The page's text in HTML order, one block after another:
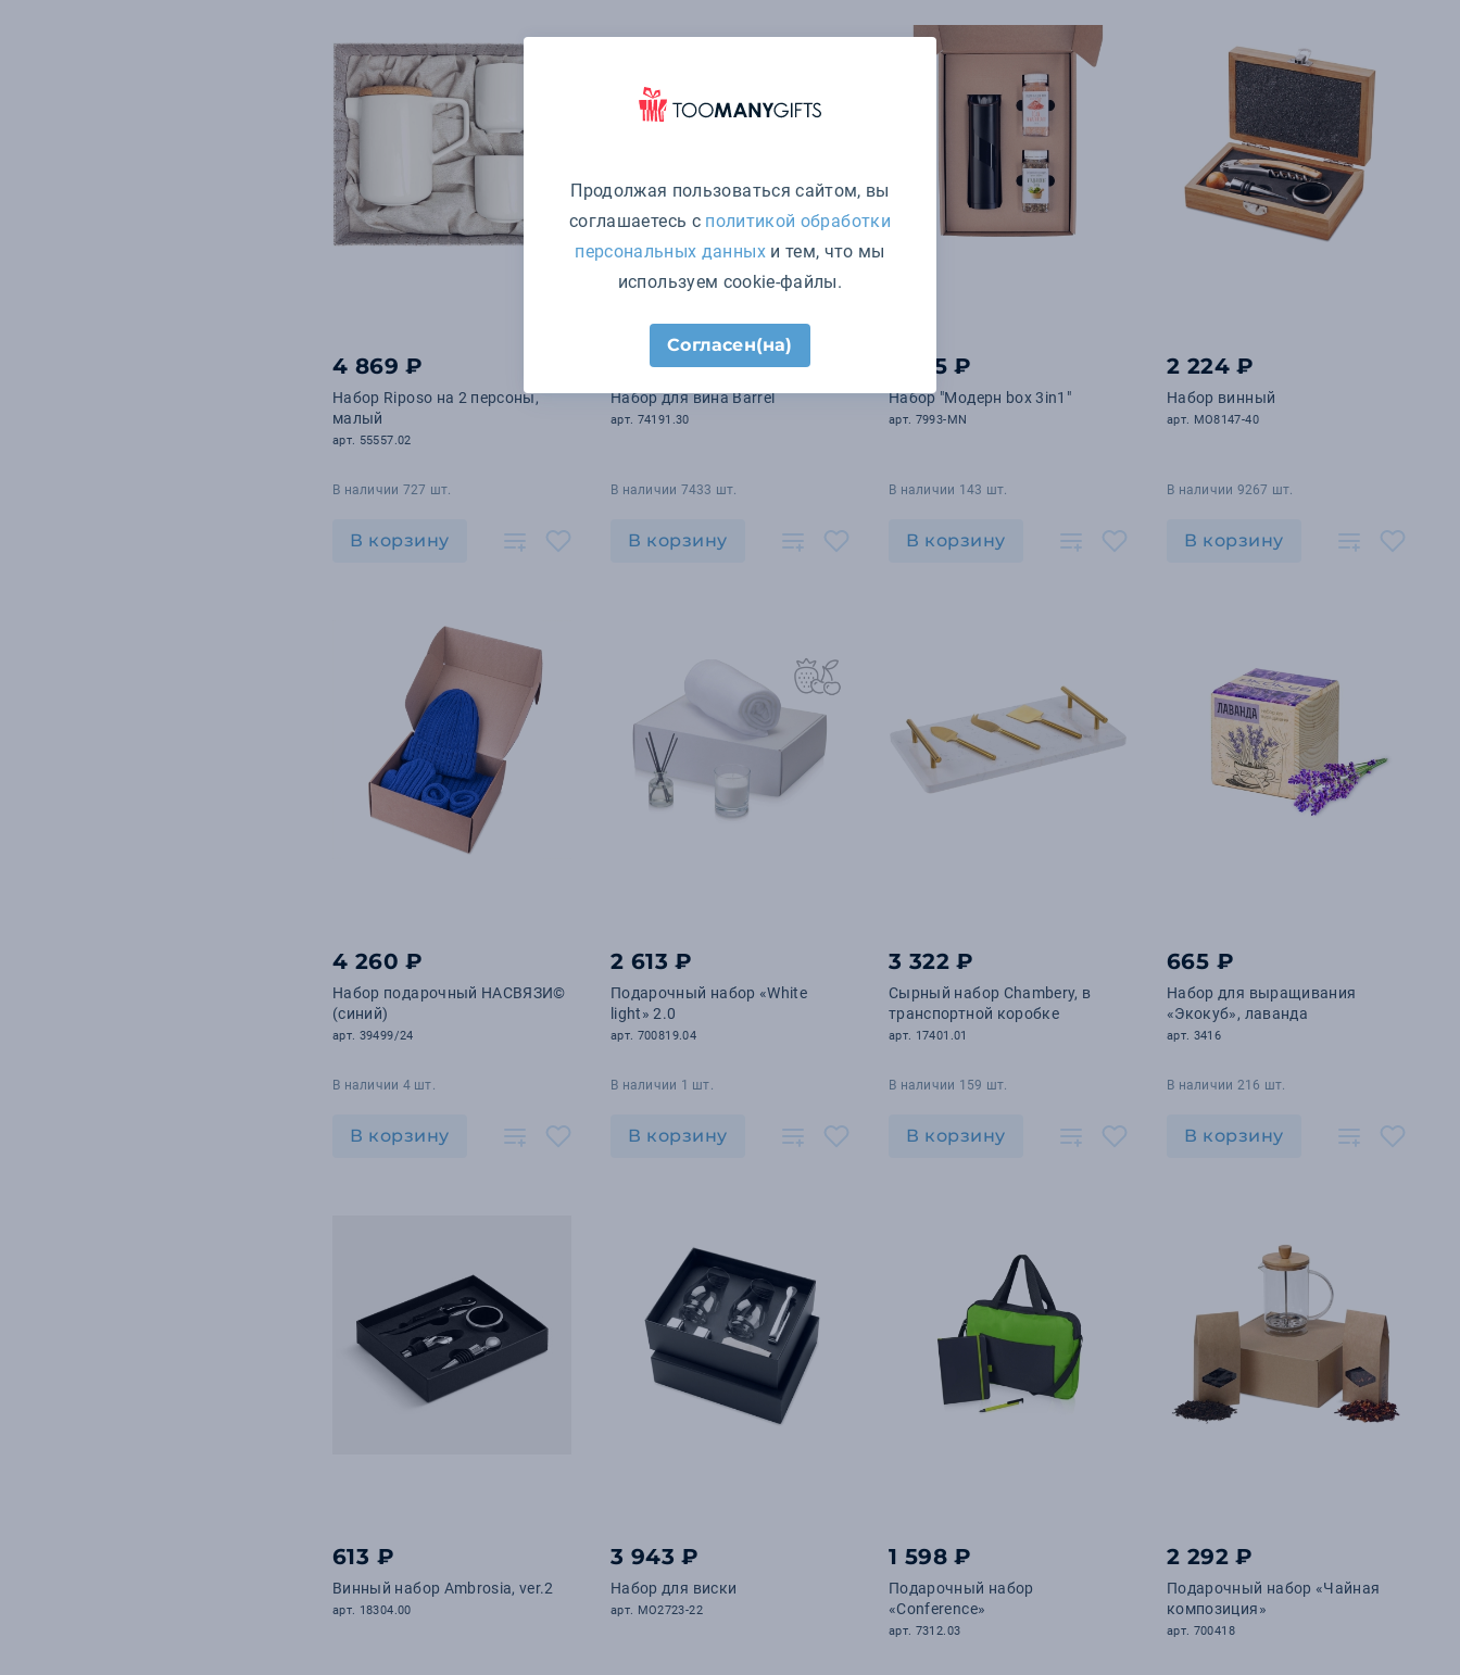
4 869 ₽
Набор Riposo на 2 персоны,
малый
арт. 55557.02
В наличии 727 шт.
В корзину
755 ₽
Набор для вина Barrel
арт. 74191.30
В наличии 7433 шт.
В корзину
1 995 ₽
Набор "Модерн box 3in1"
арт. 7993-MN
В наличии 143 шт.
В корзину
2 224 ₽
Набор винный
арт. MO8147-40
В наличии 9267 шт.
В корзину
4 260 ₽
Набор подарочный НАСВЯЗИ©
(синий)
арт. 39499/24
В наличии 4 шт.
В корзину
2 613 ₽
Подарочный набор «White
light» 2.0
арт. 700819.04
В наличии 1 шт.
В корзину
3 322 ₽
Сырный набор Chambery, в
транспортной коробке
арт. 17401.01
В наличии 159 шт.
В корзину
665 ₽
Набор для выращивания
«Экокуб», лаванда
арт. 3416
В наличии 216 шт.
В корзину
613 ₽
Винный набор Ambrosia, ver.2
арт. 18304.00
3 943 ₽
Набор для виски
арт. MO2723-22
1 598 ₽
Подарочный набор
«Conference»
арт. 7312.03
2 292 ₽
Подарочный набор «Чайная
композиция»
арт. 700418
Продолжая пользоваться сайтом, вы
соглашаетесь с политикой обработки
персональных данныхи тем, что мы
используем cookie-файлы.
Согласен(на)